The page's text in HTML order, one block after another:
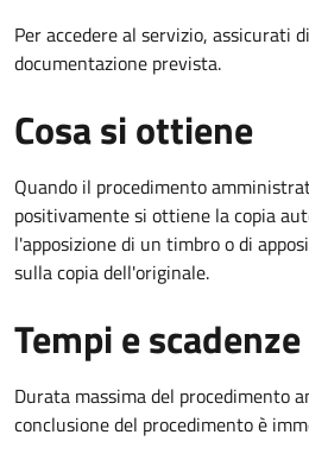
Per accedere al servizio, assicurati
documentazione prevista.
Cosa si ottiene
Quando il procedimento
positivamente si ottiene la copia
l'apposizione di un timbro o di
sulla copia dell'originale.
Tempi e scadenze
Durata massima del procedimento
conclusione del procedimento è